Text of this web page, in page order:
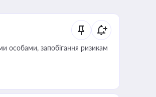
особами, запобігання ризикам